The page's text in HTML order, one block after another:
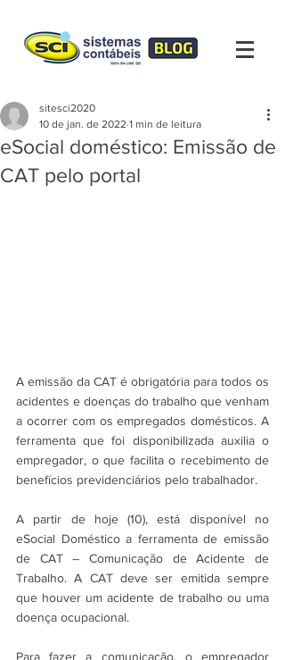
eSocial doméstico: Emissão de
CAT pelo portal
sitesci2020
10 de jan. de 2022 1 min de leitura
A emissão da CAT é obrigatória para todos os
acidentes e doenças do trabalho que venham
a ocorrer com os empregados domésticos. A
ferramenta que foi disponibilizada auxilia o
empregador, o que facilita o recebimento de
benefícios previdenciários pelo trabalhador.
A partir de hoje (10), está disponível no
eSocial Doméstico a ferramenta de emissão
de CAT – Comunicação de Acidente de
Trabalho. A CAT deve ser emitida sempre
que houver um acidente de trabalho ou uma
doença ocupacional.
Para fazer a comunicação, o empregador